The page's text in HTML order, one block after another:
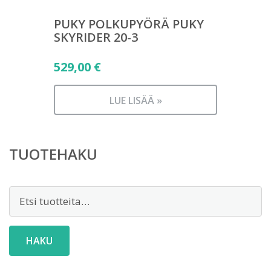
PUKY POLKUPYÖRÄ PUKY
SKYRIDER 20-3
529,00 €
LUE LISÄÄ »
TUOTEHAKU
Etsi:
HAKU